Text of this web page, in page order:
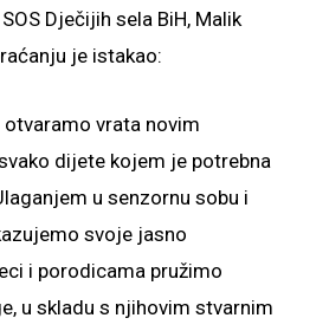
Dječijih sela BiH, Malik
je istakao:
otvaramo vrata novim
dijete kojem je potrebna
u senzornu sobu i
svoje jasno
i porodicama pružimo
u skladu s njihovim stvarnim